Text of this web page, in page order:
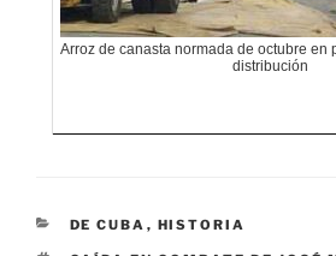
Arroz de canasta normada de octubre en
distribución
CATEGORÍAS
DE CUBA , HISTORIA